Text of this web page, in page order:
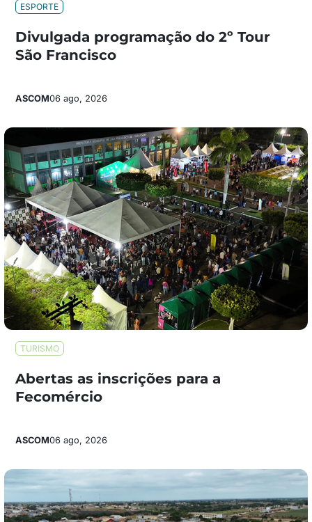
ESPORTE
Divulgada programação do 2º Tour
São Francisco
ASCOM06 ago, 2026
TURISMO
Abertas as inscrições para a
Fecomércio
ASCOM06 ago, 2026